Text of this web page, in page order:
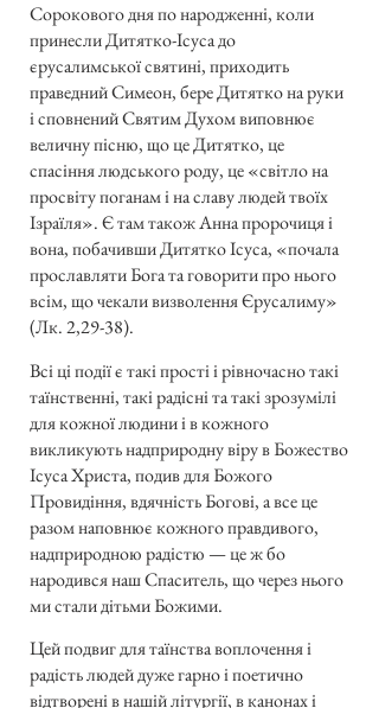
Сорокового дня по народженні, коли
принесли Дитятко-Ісуса до
єрусалимської святині, приходить
праведний Симеон, бере Дитятко на руки
і сповнений Святим Духом виповнює
величну пісню, що це Дитятко, це
спасіння людського роду, це «світло на
просвіту поганам і на славу людей твоїх
Ізраїля». Є там також Анна пророчиця і
вона, побачивши Дитятко Ісуса, «почала
прославляти Бога та говорити про нього
всім, що чекали визволення Єрусалиму»
(Лк. 2,29-38).
Всі ці події є такі прості і рівночасно такі
таїнственні, такі радісні та такі зрозумілі
для кожної людини і в кожного
викликують надприродну віру в Божество
Ісуса Христа, подив для Божого
Провидіння, вдячність Богові, а все це
разом наповнює кожного правдивого,
надприродною радістю — це ж бо
народився наш Спаситель, що через нього
ми стали дітьми Божими.
Цей подвиг для таїнства воплочення і
радість людей дуже гарно і поетично
відтворені в нашій літургії, в канонах і